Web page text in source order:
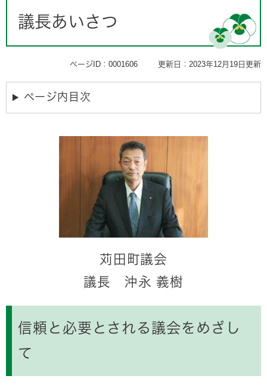
議長あいさつ
ページID：0001606 更新日：2023年12月19日更新
ページ内目次
苅田町議会
議長 沖永 義樹
信頼と必要とされる議会をめざし
て